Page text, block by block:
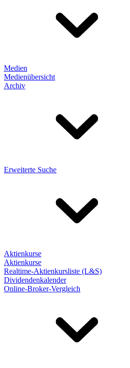
Medien
Medienübersicht
Archiv
Erweiterte Suche
Aktienkurse
Aktienkurse
Realtime-Aktienkursliste (L&S)
Dividendenkalender
Online-Broker-Vergleich